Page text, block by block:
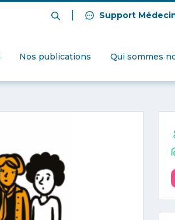
Support
Nos publications Qui sommes